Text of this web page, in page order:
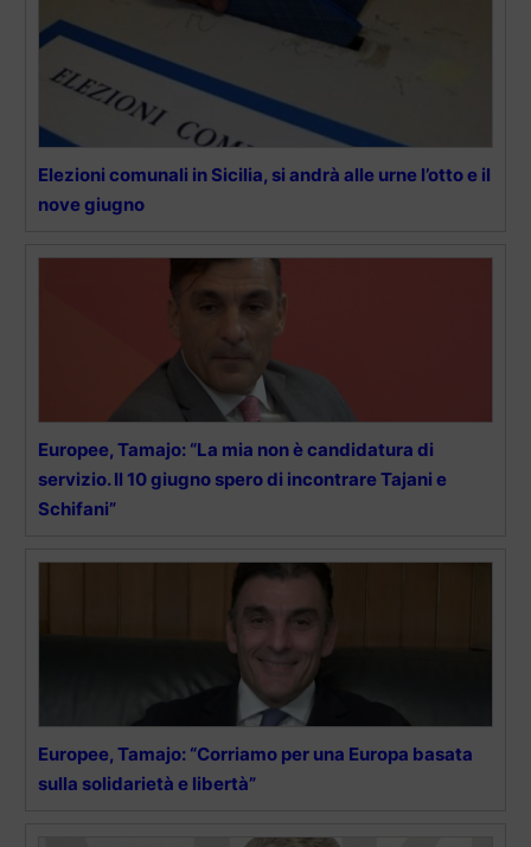
Elezioni comunali in Sicilia, si andrà alle urne l’otto e il
nove giugno
Europee, Tamajo: “La mia non è candidatura di
servizio. Il 10 giugno spero di incontrare Tajani e
Schifani”
Europee, Tamajo: “Corriamo per una Europa basata
sulla solidarietà e libertà”